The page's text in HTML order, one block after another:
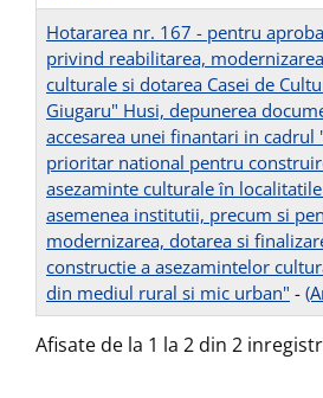
Hotararea nr. 167 - pentru
privind reabilitarea,
culturale si dotarea Casei de
Giugaru" Husi, depunerea
accesarea unei finantari in cadrul
prioritar national pentru
asezaminte culturale în
asemenea institutii, precum si
modernizarea, dotarea si
constructie a asezamintelor
din mediul rural si mic urban" -
Afisate de la 1 la 2 din 2